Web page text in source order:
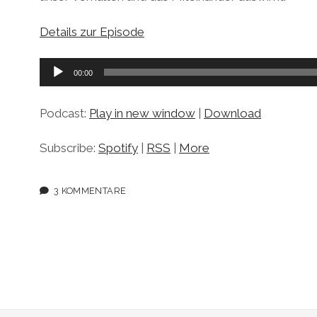
Details zur Episode
Audio-
Player
00:00
Podcast: Play in new window | Download
Subscribe: Spotify RSS More
3 KOMMENTARE